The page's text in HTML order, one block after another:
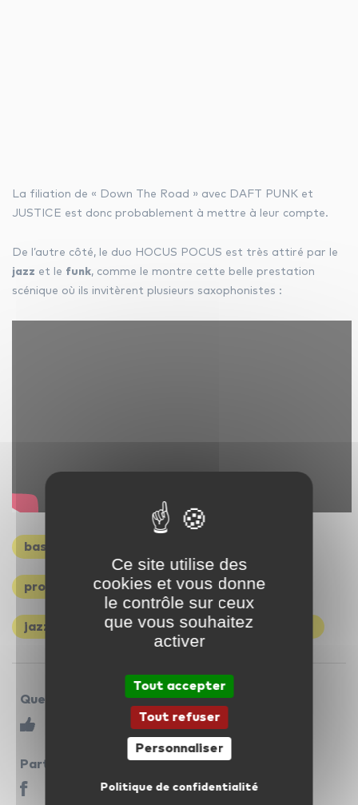
La filiation de « Down The Road » avec DAFT PUNK et
JUSTICE est donc probablement à mettre à leur compte.
De l’autre côté, le duo HOCUS POCUS est très attiré par le
jazz et le funk, comme le montre cette belle prestation
scénique où ils invitèrent plusieurs saxophonistes :
basse obstinée
progressive rock musique électronique
jazz daft punk house music
Que pensez-vous de cet article ?
Partager
Ce site utilise des
cookies et vous donne
le contrôle sur ceux
que vous souhaitez
activer
Tout accepter
Tout refuser
Personnaliser
Politique de confidentialité